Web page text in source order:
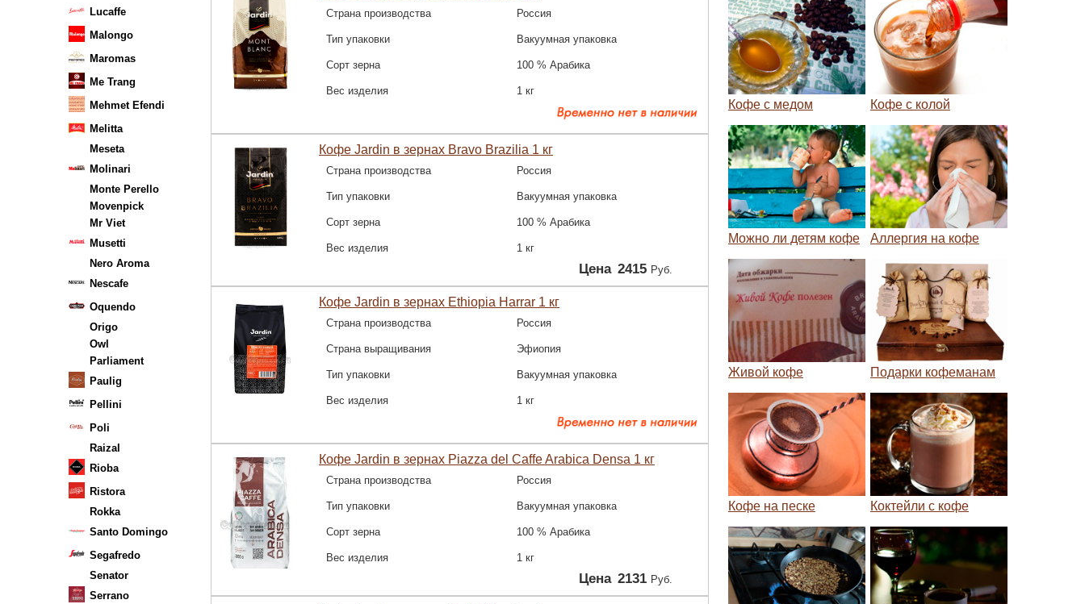
Lucaffe
Malongo
Maromas
Me Trang
Mehmet Efendi
Melitta
Meseta
Molinari
Monte Perello
Movenpick
Mr Viet
Musetti
Nero Aroma
Nescafe
Oquendo
Origo
Owl
Parliament
Paulig
Pellini
Poli
Raizal
Rioba
Ristora
Rokka
Santo Domingo
Segafredo
Senator
Serrano
Страна производства Россия
Тип упаковки Вакуумная упаковка
Сорт зерна 100 % Арабика
Вес изделия 1 кг
Кофе Jardin в зернах Bravo Brazilia 1 кг
Страна производства Россия
Тип упаковки Вакуумная упаковка
Сорт зерна 100 % Арабика
Вес изделия 1 кг
Цена 2415 Руб.
Кофе Jardin в зернах Ethiopia Harrar 1 кг
Страна производства Россия
Страна выращивания Эфиопия
Тип упаковки Вакуумная упаковка
Вес изделия 1 кг
Кофе Jardin в зернах Piazza del Caffe Arabica Densa 1 кг
Страна производства Россия
Тип упаковки Вакуумная упаковка
Сорт зерна 100 % Арабика
Вес изделия 1 кг
Цена 2131 Руб.
Кофе с медом Кофе с колой
Можно ли детям кофе Аллергия на кофе
Живой кофе Подарки кофеманам
Кофе на песке Коктейли с кофе